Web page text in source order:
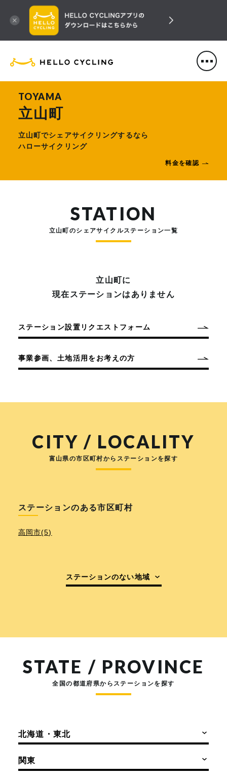
HELLO CYCLING（ハローサ
TOYAMA
立山町
立山町でシェアサイクリングするなら
ハローサイクリング
料金を確認
STATION
立山町のシェアサイクルステーション一覧
立山町に
現在ステーションはありません
ステーション設置リクエストフォーム
事業参画、土地活用をお考えの方
CITY / LOCALITY
富山県の市区町村からステーションを探す
ステーションのある市区町村
高岡市(5)
ステーションのない地域
STATE / PROVINCE
全国の都道府県からステーションを探す
北海道・東北
関東